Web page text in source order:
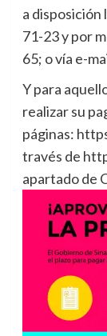
a
71-23 y por
65; o vía e-
Y para
realizar su
páginas:
través de
apartado de